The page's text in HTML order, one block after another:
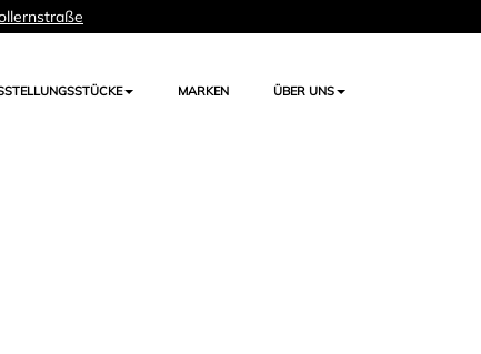
MARKEN ÜBER UNS